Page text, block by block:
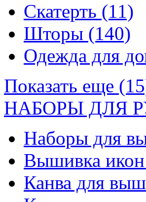
Скатерть (11)
Шторы (140)
Одежда для
Показать еще
НАБОРЫ ДЛЯ
Наборы для
Вышивка икон
Канва для